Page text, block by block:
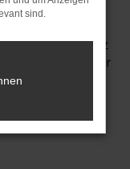
Zugriff auf
Fahrzeugen
– ganz
ein geräumiger
wird.
vielfältigen
Land Rover
sind.